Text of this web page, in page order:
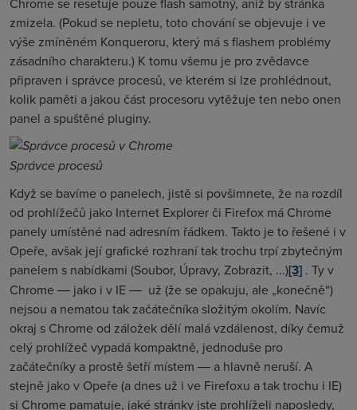
zmizela. (Pokud se nepletu, toto chování se objevuje i ve
výše zmíněném Konqueroru, který má s flashem problémy
zásadního charakteru.) K tomu všemu je pro zvědavce
připraven i správce procesů, ve kterém si lze prohlédnout,
kolik paměti a jakou část procesoru vytěžuje ten nebo onen
panel a spuštěné pluginy.
Správce procesů
Když se bavíme o panelech, jistě si povšimnete, že na rozdíl
od prohlížečů jako Internet Explorer či Firefox má Chrome
panely umístěné nad adresním řádkem. Takto je to řešené i v
Opeře, avšak její grafické rozhraní tak trochu trpí zbytečným
panelem s nabídkami (Soubor, Úpravy, Zobrazit, ...)[3] . Ty v
Chrome ― jako i v IE ― už (že se opakuju, ale „konečně“)
nejsou a nematou tak začátečníka složitým okolím. Navíc
okraj s Chrome od záložek dělí malá vzdálenost, díky čemuž
celý prohlížeč vypadá kompaktně, jednoduše pro
začátečníky a prostě šetří místem ― a hlavně neruší. A
stejně jako v Opeře (a dnes už i ve Firefoxu a tak trochu i IE)
si Chrome pamatuje, jaké stránky jste prohlíželi naposledy,